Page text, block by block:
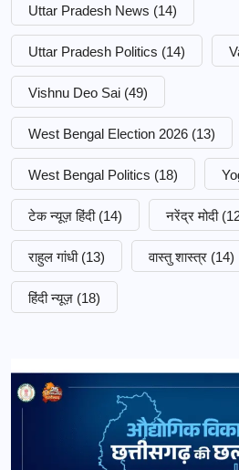
Uttar Pradesh News (14)
Uttar Pradesh Politics (14)
Vishnu Deo Sai (49)
West Bengal Election 2026 (13)
West Bengal Politics (18)
टेक न्यूज़ हिंदी (14) नरेंद्र मोदी
राहुल गांधी (13) वास्तु शास्त्र (14)
हिंदी न्यूज़ (18)